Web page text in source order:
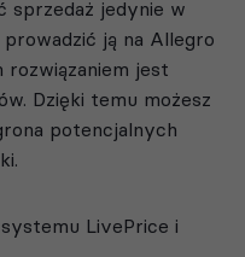
sprzedaż jedynie w
ją na Allegro
rozwiązaniem jest
Dzięki temu możesz
potencjalnych
LivePrice i